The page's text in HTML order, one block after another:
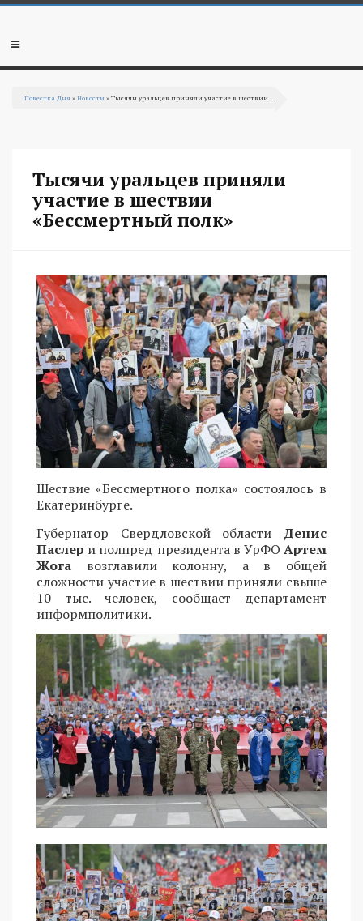
Перейти к основному содержанию
Мобильное
Повестка Дня »Новости » Тысячи уральцев приняли участие в шествии ...
Тысячи уральцев приняли
участие в шествии
«Бессмертный полк»
Шествие «Бессмертного полка» состоялось в
Екатеринбурге.
Губернатор Свердловской области Денис
Паслер и полпред президента в УрФО Артем
Жога возглавили колонну, а в общей
сложности участие в шествии приняли свыше
10 тыс. человек, сообщает департамент
информполитики.